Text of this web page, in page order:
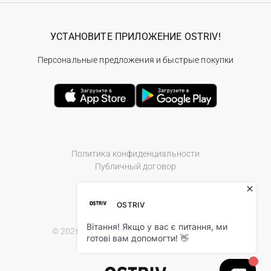
Политика конфиденциальности
Публичный договор
© 2026 Ostriv.ua Store. All Rights Reserved.
УСТАНОВИТЕ ПРИЛОЖЕНИЕ OSTRIV!
Персональные предложения и быстрые покупки